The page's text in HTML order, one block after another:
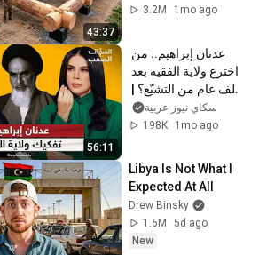
43:37
Family | Start to
3.2M
1mo ago
56:11
#السؤال_الصعب
سكاي نيوز عربية
198K
1mo ago
Libya Is Not What I
Expected At All
Drew Binsky
1.6M
5d ago
New